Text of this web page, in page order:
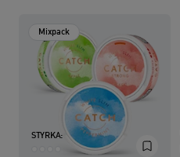
STYRKA:
Mixpack